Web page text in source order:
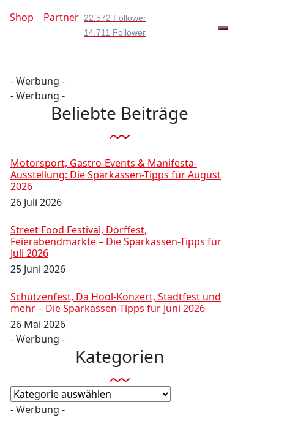
Shop Partner 22.572 Follower
14.711 Follower
- Werbung -
- Werbung -
Beliebte Beiträge
Motorsport, Gastro-Events & Manifesta-
Ausstellung: Die Sparkassen-Tipps für August
2026
26 Juli 2026
Street Food Festival, Dorffest,
Feierabendmärkte – Die Sparkassen-Tipps für
Juli 2026
25 Juni 2026
Schützenfest, Da Hool-Konzert, Stadtfest und
mehr – Die Sparkassen-Tipps für Juni 2026
26 Mai 2026
- Werbung -
Kategorien
Kategorien
- Werbung -